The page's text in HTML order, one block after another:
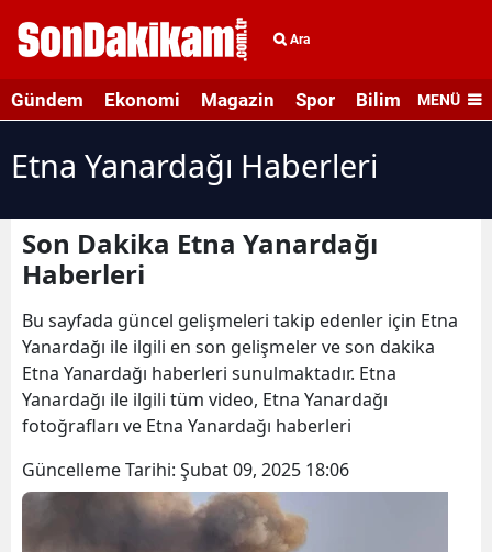
Ara
Gündem Ekonomi Magazin Spor Bilim veMENÜ
Etna Yanardağı Haberleri
Son Dakika Etna Yanardağı
Haberleri
Bu sayfada güncel gelişmeleri takip edenler için Etna
Yanardağı ile ilgili en son gelişmeler ve son dakika
Etna Yanardağı haberleri sunulmaktadır. Etna
Yanardağı ile ilgili tüm video, Etna Yanardağı
fotoğrafları ve Etna Yanardağı haberleri
Güncelleme Tarihi: Şubat 09, 2025 18:06